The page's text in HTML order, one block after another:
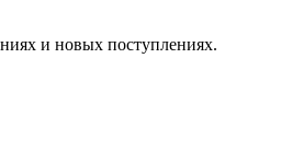
и новых поступлениях.